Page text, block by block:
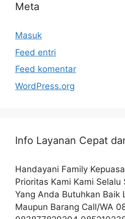
Meta
Masuk
Feed entri
Feed komentar
WordPress.org
Info Layanan Cepat
Handayani Family
Prioritas Kami Kami Selalu
Yang Anda Butuhkan Baik
Maupun Barang Call/WA